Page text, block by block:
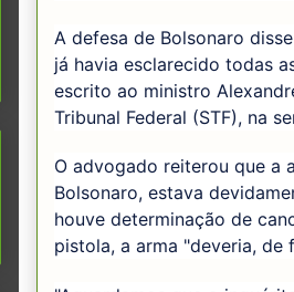
A defesa de Bolsonaro
já havia esclarecido todas
escrito ao ministro
Tribunal Federal (STF), na
O advogado reiterou que a
Bolsonaro, estava
houve determinação de
pistola, a arma "deveria, de